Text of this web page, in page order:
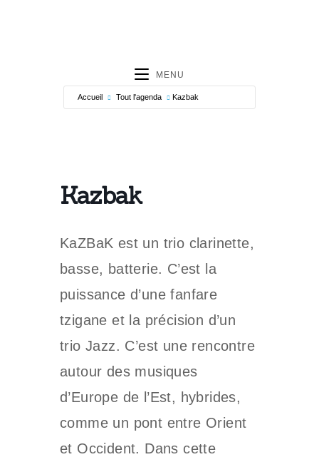
MENU
Accueil Tout l'agenda Kazbak
Kazbak
KaZBaK est un trio clarinette,
basse, batterie. C’est la
puissance d’une fanfare
tzigane et la précision d’un
trio Jazz. C’est une rencontre
autour des musiques
d’Europe de l’Est, hybrides,
comme un pont entre Orient
et Occident. Dans cette